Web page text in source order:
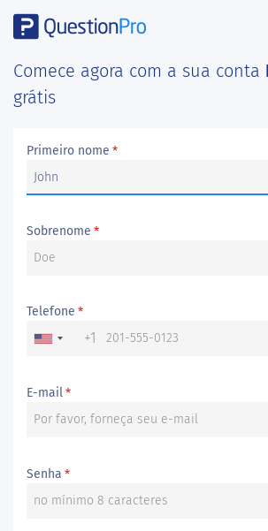
Comece agora com a sua conta
grátis
Primeiro nome *
Sobrenome *
Telefone *
+1
E-mail*
Senha *